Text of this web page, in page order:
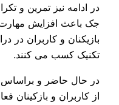
در ادامه نیز تمرین و
جک باعث افزایش
بازیکنان و کاربران در
تکنیک کسب می کنند.
در حال حاضر و براساس
از کاربران و بازکینان